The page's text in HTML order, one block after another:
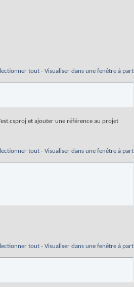
tout - Visualiser dans une fenêtre à part
et ajouter une référence au projet
tout - Visualiser dans une fenêtre à part
tout - Visualiser dans une fenêtre à part